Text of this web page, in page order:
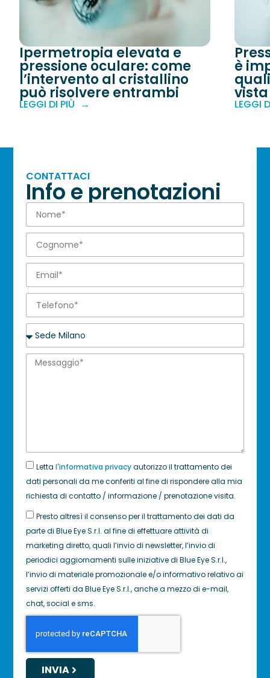
Ipermetropia elevata e
pressione oculare: come
l’intervento al cristallino
può risolvere entrambi
LEGGI DI PIÙ
è
vista
LEGGI
CONTATTACI
Info e prenotazioni
Letta l'informativa privacyautorizzo il trattamento dei
dati personali da me conferiti al fine di rispondere alla mia
richiesta di contatto / informazione / prenotazione visita.
Presto altresì il consenso per il trattamento dei dati da
parte di Blue Eye S.r.l. al fine di effettuare attività di
marketing diretto, quali l’invio di newsletter, l’invio di
periodici aggiornamenti sulle iniziative di Blue Eye S.r.l.,
l’invio di materiale promozionale e/o informativo relativo ai
servizi offerti da Blue Eye S.r.l., anche a mezzo di e-mail,
chat, social e sms.
INVIA